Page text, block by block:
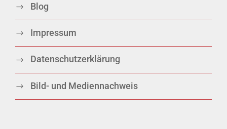
Blog
Impressum
Datenschutzerklärung
Bild- und Mediennachweis